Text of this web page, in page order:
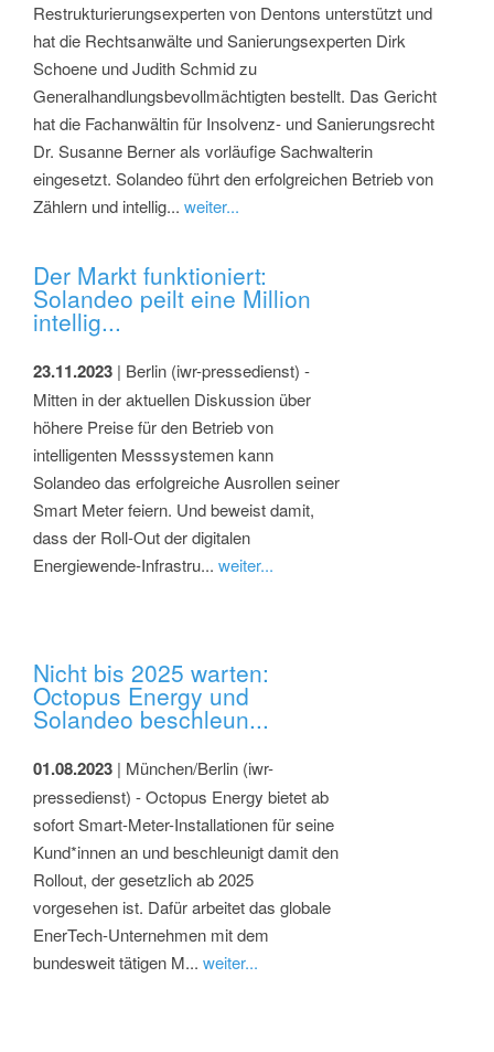
Restrukturierungsexperten von Dentons unterstützt und
hat die Rechtsanwälte und Sanierungsexperten Dirk
Schoene und Judith Schmid zu
Generalhandlungsbevollmächtigten bestellt. Das Gericht
hat die Fachanwältin für Insolvenz- und Sanierungsrecht
Dr. Susanne Berner als vorläufige Sachwalterin
eingesetzt. Solandeo führt den erfolgreichen Betrieb von
Zählern und intellig... weiter...
Der Markt funktioniert:
Solandeo peilt eine Million
intellig...
23.11.2023 | Berlin (iwr-pressedienst) -
Mitten in der aktuellen Diskussion über
höhere Preise für den Betrieb von
intelligenten Messsystemen kann
Solandeo das erfolgreiche Ausrollen seiner
Smart Meter feiern. Und beweist damit,
dass der Roll-Out der digitalen
Energiewende-Infrastru... weiter...
Nicht bis 2025 warten:
Octopus Energy und
Solandeo beschleun...
01.08.2023 | München/Berlin (iwr-
pressedienst) - Octopus Energy bietet ab
sofort Smart-Meter-Installationen für seine
Kund*innen an und beschleunigt damit den
Rollout, der gesetzlich ab 2025
vorgesehen ist. Dafür arbeitet das globale
EnerTech-Unternehmen mit dem
bundesweit tätigen M... weiter...